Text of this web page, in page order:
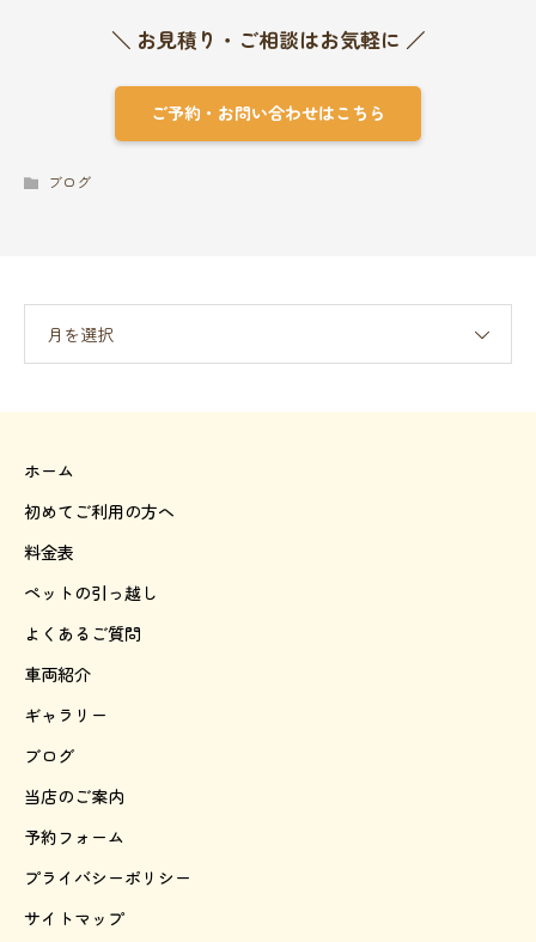
＼ お見積り・ご相談はお気軽に ／
ご予約・お問い合わせはこちら
ブログ
月を選択
ホーム
初めてご利用の方へ
料金表
ペットの引っ越し
よくあるご質問
車両紹介
ギャラリー
ブログ
当店のご案内
予約フォーム
プライバシーポリシー
サイトマップ